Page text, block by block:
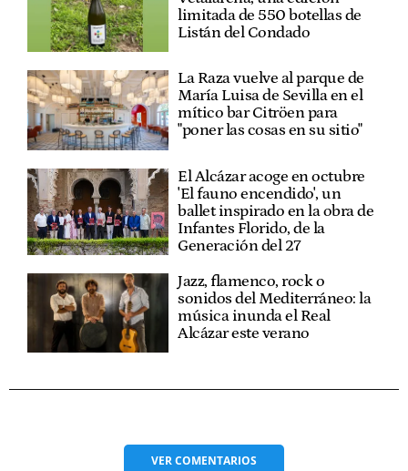
limitada de 550 botellas de
Listán del Condado
La Raza vuelve al parque de
María Luisa de Sevilla en el
mítico bar Citröen para
"poner las cosas en su sitio"
El Alcázar acoge en octubre
'El fauno encendido', un
ballet inspirado en la obra de
Infantes Florido, de la
Generación del 27
Jazz, flamenco, rock o
sonidos del Mediterráneo: la
música inunda el Real
Alcázar este verano
VERCOMENTARIOS